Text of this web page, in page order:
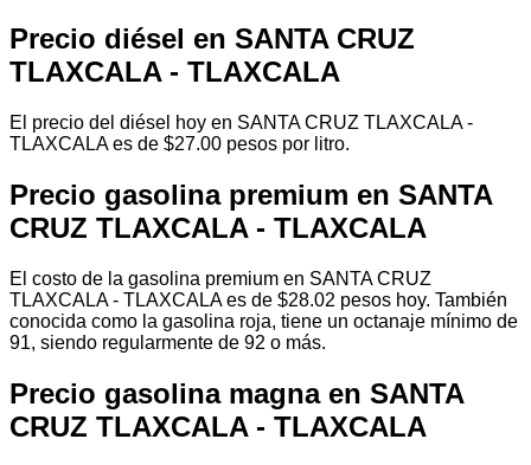
Precio diésel en SANTA CRUZ
TLAXCALA - TLAXCALA
El precio del diésel hoy en SANTA CRUZ TLAXCALA -
TLAXCALA es de $27.00 pesos por litro.
Precio gasolina premium en SANTA
CRUZ TLAXCALA - TLAXCALA
El costo de la gasolina premium en SANTA CRUZ
TLAXCALA - TLAXCALA es de $28.02 pesos hoy. También
conocida como la gasolina roja, tiene un octanaje mínimo de
91, siendo regularmente de 92 o más.
Precio gasolina magna en SANTA
CRUZ TLAXCALA - TLAXCALA